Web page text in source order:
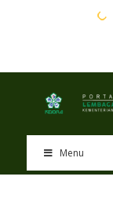
Menu